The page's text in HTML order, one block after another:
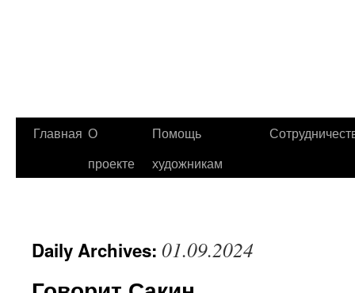
Главная О
проекте
Помощь
художникам
Daily Archives: 01.09.2024